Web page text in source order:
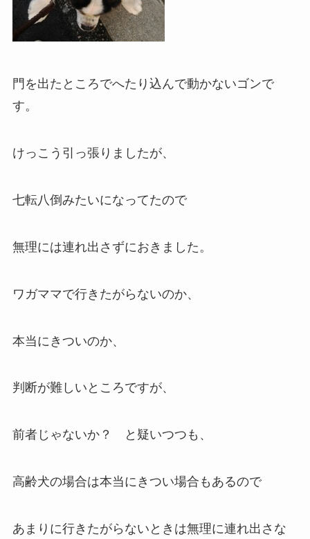
門を出たところでへたり込んで動かないゴンで
す。
けっこう引っ張りましたが、
七転八倒みたいになってたので
無理には連れ出さずにおきました。
ワガママで行きたがらないのか、
本当にきついのか、
判断が難しいところですが、
前者じゃないか？ と疑いつつも、
高齢犬の場合は本当にきつい場合もあるので
あまりに行きたがらないときは無理に連れ出さな